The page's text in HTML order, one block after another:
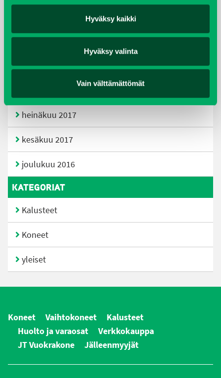
Hyväksy kaikki
Hyväksy valinta
Vain välttämättömät
elokuu 2018
tammikuu 2018
heinäkuu 2017
kesäkuu 2017
joulukuu 2016
KATEGORIAT
Kalusteet
Koneet
yleiset
Koneet Vaihtokoneet
Kalusteet
Huolto ja varaosat
Verkkokauppa
JT Vuokrakone
Jälleenmyyjät